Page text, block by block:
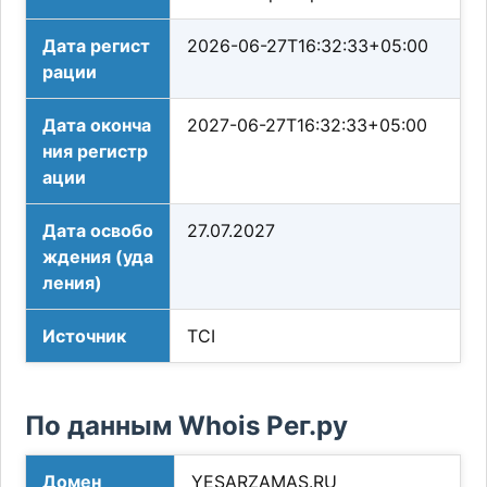
Дата регист
рации
2026-06-27T16:32:33+05:00
Дата оконча
ния регистр
ации
2027-06-27T16:32:33+05:00
Дата освобо
ждения (уда
ления)
27.07.2027
Источник TCI
По данным Whois Рег.ру
Домен YESARZAMAS.RU